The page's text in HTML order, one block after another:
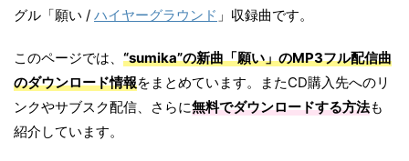
グル「願い / ハイヤーグラウンド 」収録曲です。
このページでは、 “sumika”の新曲「願い」のMP3フル配信曲
のダウンロード情報をまとめています。またCD購入先へのリ
ンクやサブスク配信、さらに無料でダウンロードする方法も
紹介しています。